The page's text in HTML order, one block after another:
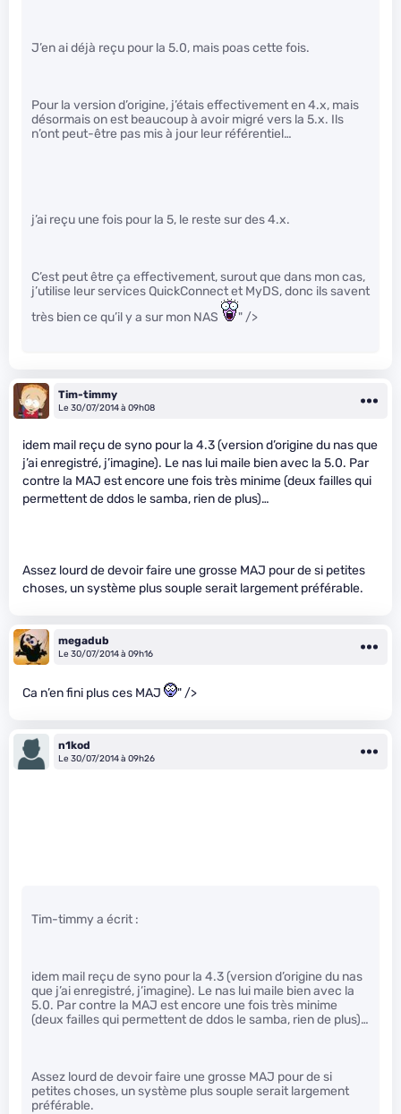
J’en ai déjà reçu pour la 5.0, mais poas cette fois.
Pour la version d’origine, j’étais effectivement en 4.x, mais
désormais on est beaucoup à avoir migré vers la 5.x. Ils
n’ont peut-être pas mis à jour leur référentiel…
j’ai reçu une fois pour la 5, le reste sur des 4.x.
C’est peut être ça effectivement, surout que dans mon cas,
j’utilise leur services QuickConnect et MyDS, donc ils savent
très bien ce qu’il y a sur mon NAS
" />
Tim-timmy
Le 30/07/2014 à 09h08
idem mail reçu de syno pour la 4.3 (version d’origine du nas que
j’ai enregistré, j’imagine). Le nas lui maile bien avec la 5.0. Par
contre la MAJ est encore une fois très minime (deux failles qui
permettent de ddos le samba, rien de plus)…
Assez lourd de devoir faire une grosse MAJ pour de si petites
choses, un système plus souple serait largement préférable.
megadub
Le 30/07/2014 à 09h16
Ca n’en fini plus ces MAJ " />
n1kod
Le 30/07/2014 à 09h26
Tim-timmy a écrit :
idem mail reçu de syno pour la 4.3 (version d’origine du nas
que j’ai enregistré, j’imagine). Le nas lui maile bien avec la
5.0. Par contre la MAJ est encore une fois très minime
(deux failles qui permettent de ddos le samba, rien de plus)…
Assez lourd de devoir faire une grosse MAJ pour de si
petites choses, un système plus souple serait largement
préférable.